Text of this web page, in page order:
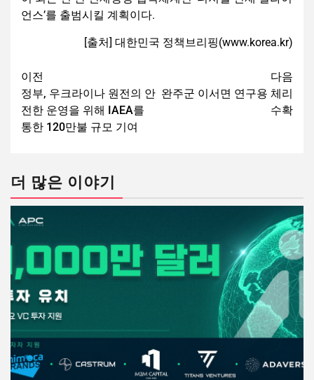
언스’를 출범시킬 계획이다.
[출처] 대한민국 정책브리핑(www.korea.kr)
이전
정부, 우크라이나 원전의 안
전한 운영을 위해 IAEA를
통한 120만불 규모 기여
다음
완주군 이서면 연구용 체리
수확
더 많은 이야기